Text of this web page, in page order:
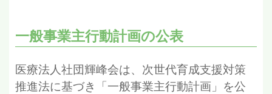
一般事業主行動計画の公表
医療法人社団輝峰会は、次世代育成支援対策
推進法に基づき「一般事業主行動計画」を公